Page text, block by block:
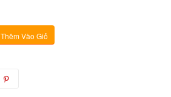
Thêm Vào Giỏ